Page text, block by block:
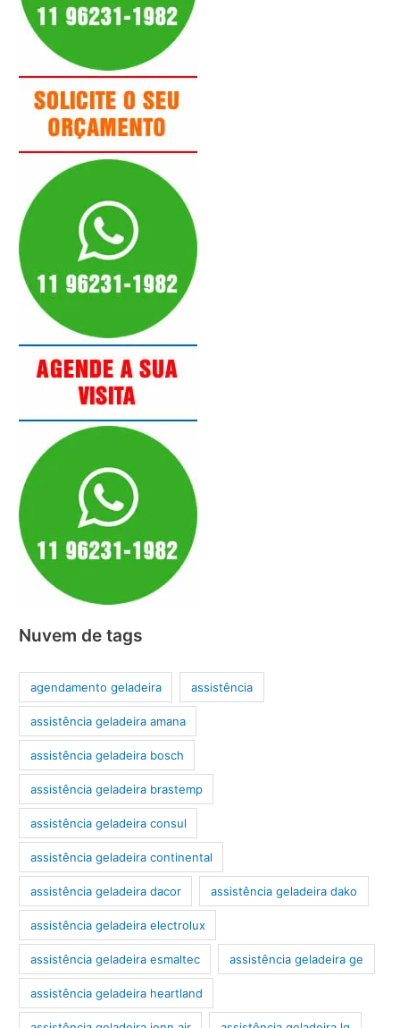
Nuvem de tags
agendamento geladeira assistência
assistência geladeira amana
assistência geladeira bosch
assistência geladeira brastemp
assistência geladeira consul
assistência geladeira continental
assistência geladeira dacor assistência geladeira dako
assistência geladeira electrolux
assistência geladeira esmaltec assistência geladeira ge
assistência geladeira heartland